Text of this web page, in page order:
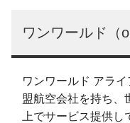
ワンワールド（
ワンワールド アラ
盟航空会社を持ち、
上でサービス提供